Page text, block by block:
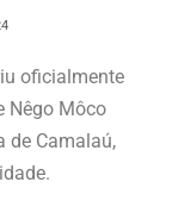
oficialmente
Nêgo Môco
de Camalaú,